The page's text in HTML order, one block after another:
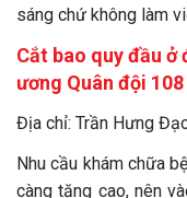
sáng chứ không làm
Cắt bao quy đầu ở
ương Quân đội 108
Địa chỉ: Trần Hưng
Nhu cầu khám chữa
càng tăng cao, nên